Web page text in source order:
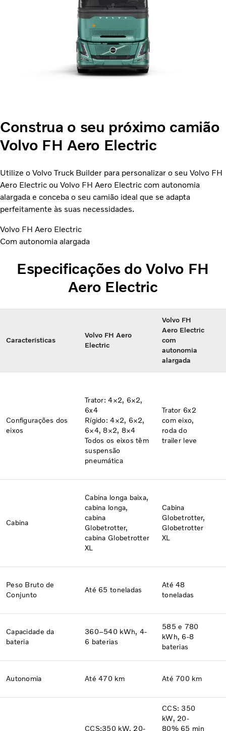
Construa o seu próximo camião
Volvo FH Aero Electric
Utilize o Volvo Truck Builder para personalizar o seu Volvo FH
Aero Electric ou Volvo FH Aero Electric com autonomia
alargada e conceba o seu camião ideal que se adapta
perfeitamente às suas necessidades.
Volvo FH Aero Electric
Com autonomia alargada
Especificações do Volvo FH
Aero Electric
Características​
Volvo FH Aero
Electric
Volvo FH
Aero Electric
com
autonomia
alargada
Configurações dos
eixos​
Trator: 4×2, 6×2​,
6x4
Rígido: 4×2, 6×2,
6×4, 8×2, 8×4
Todos os eixos têm
suspensão
pneumática
Trator 6x2
com eixo,
roda do
trailer leve
Cabina​
Cabina longa baixa,
cabina longa,
cabina
Globetrotter,
cabina Globetrotter
XL
Cabina
Globetrotter,
Globetrotter
XL
Peso Bruto de
Conjunto
Até 65 toneladas
Até 48
toneladas
Capacidade da
bateria
360–540 kWh, 4-
6 baterias
585 e 780
kWh, 6-8
baterias
Autonomia Até 470 km Até 700 km
CCS:350 kW, 20-
CCS: 350
kW, 20-
80% 65 min